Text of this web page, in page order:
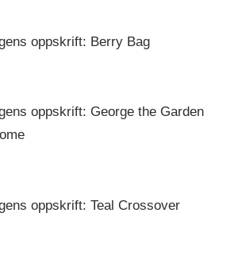
oppskrift: Berry Bag
oppskrift: George the Garden
oppskrift: Teal Crossover